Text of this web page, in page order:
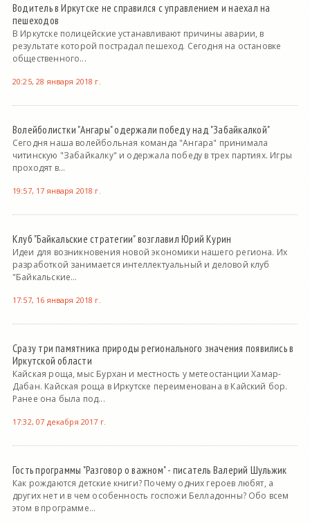
Водитель в Иркутске не справился с управлением и наехал на
пешеходов
В Иркутске полицейские устанавливают причины аварии, в
результате которой пострадал пешеход. Сегодня на остановке
общественного...
20:25, 28 января 2018 г.
Волейболистки "Ангары" одержали победу над "Забайкалкой"
Сегодня наша волейбольная команда "Ангара" принимала
читинскую "Забайкалку" и одержала победу в трех партиях. Игры
проходят в...
19:57, 17 января 2018 г.
Клуб "Байкальские стратегии" возглавил Юрий Курин
Идеи для возникновения новой экономики нашего региона. Их
разработкой занимается интеллектуальный и деловой клуб
"Байкальские...
17:57, 16 января 2018 г.
Сразу три памятника природы регионального значения появились в
Иркутской области
Кайская роща, мыс Бурхан и местность у метеостанции Хамар-
Дабан. Кайская роща в Иркутске переименована в Кайский бор.
Ранее она была под...
17:32, 07 декабря 2017 г.
Гость программы "Разговор о важном" - писатель Валерий Шульжик
Как рождаются детские книги? Почему одних героев любят, а
других нет и в чем особенность госпожи Белладонны? Обо всем
этом в программе...